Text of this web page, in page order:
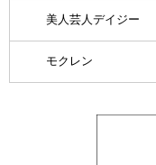
美人芸人デイジー
モクレン